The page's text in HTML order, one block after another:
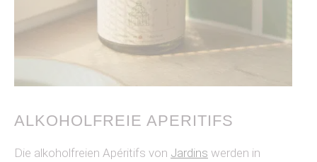
ALKOHOLFREIE APERITIFS
Die alkoholfreien Apéritifs von Jardins werden in